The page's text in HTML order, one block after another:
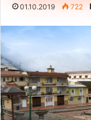
01.10.2019 722